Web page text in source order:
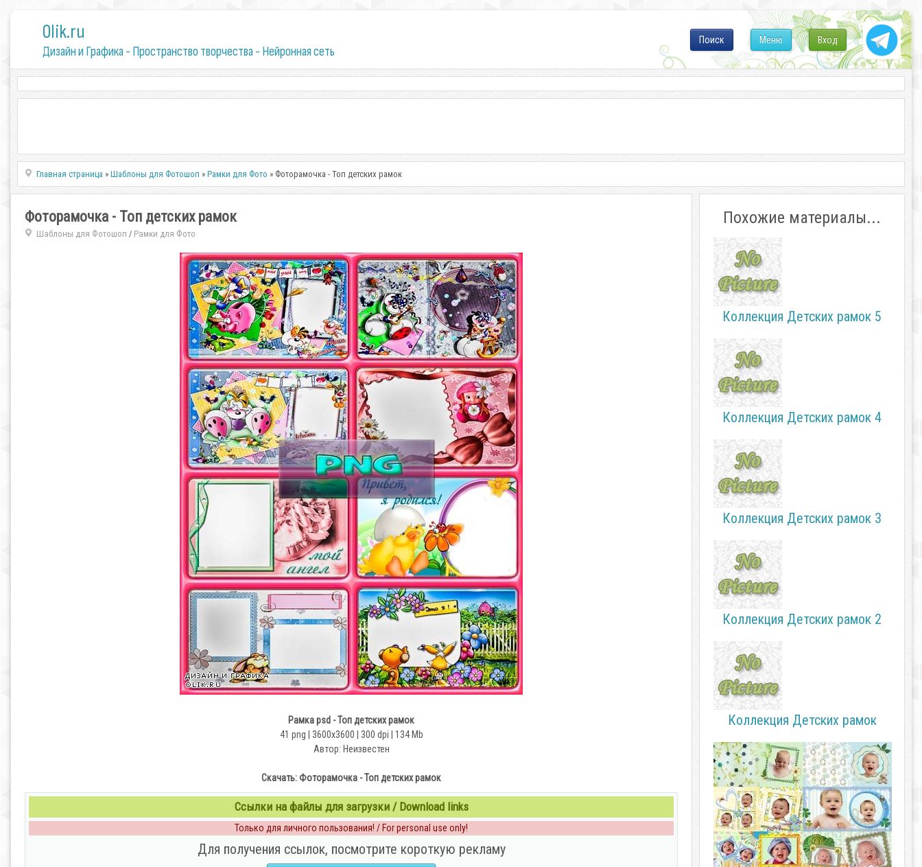
0lik.ru
Дизайн и Графика - Пространство творчества - Нейронная сеть
Вход
Меню
Поиск
Главная страница »Шаблоны для Фотошоп »Рамки для Фото » Фоторамочка - Топ детских рамок
Фоторамочка - Топ детских рамок
Шаблоны для Фотошоп / Рамки для Фото
Рамка psd - Топ детских рамок
41 png | 3600x3600 | 300 dpi | 134 Mb
Автор: Неизвестен
Скачать: Фоторамочка - Топ детских рамок
Ссылки на файлы для загрузки / Download links
Только для личного пользования! / For personal use only!
Для получения ссылок, посмотрите короткую рекламу
Похожие материалы...
Коллекция Детских рамок 5
Коллекция Детских рамок 4
Коллекция Детских рамок 3
Коллекция Детских рамок 2
Коллекция Детских рамок